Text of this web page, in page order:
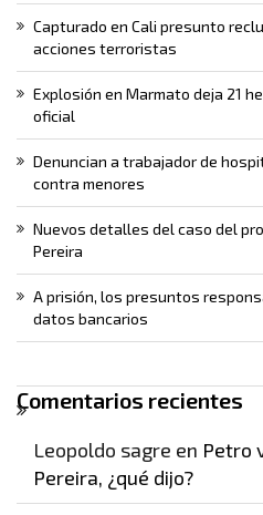
Capturado en Cali presunto
acciones terroristas
Explosión en Marmato deja 21
oficial
Denuncian a trabajador de
contra menores
Nuevos detalles del caso del
Pereira
A prisión, los presuntos
datos bancarios
Comentarios recientes
Leopoldo sagre en Petro
Pereira, ¿qué dijo?